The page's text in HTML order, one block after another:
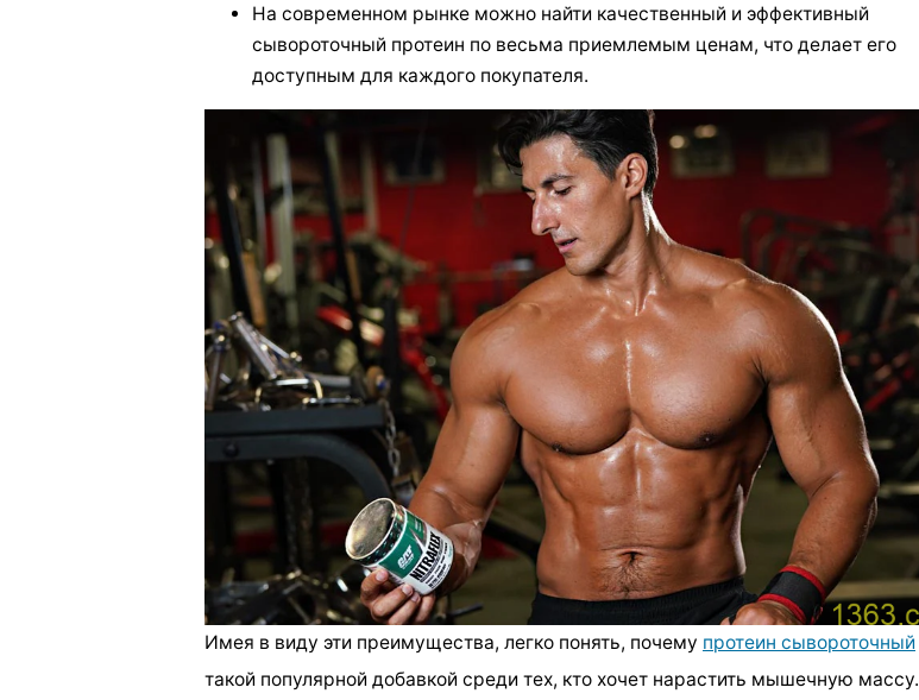
На современном рынке можно найти качественный и эффективный
сывороточный протеин по весьма приемлемым ценам, что делает его
доступным для каждого покупателя.
Имея в виду эти преимущества, легко понять, почему протеин сывороточный
такой популярной добавкой среди тех, кто хочет нарастить мышечную массу.